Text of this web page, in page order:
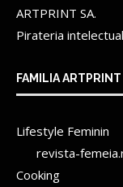
ARTPRINT SA.
Pirateria
FAMILIA ARTPRINT
Lifestyle Feminin
revista-
Cooking